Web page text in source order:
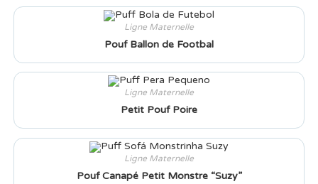
Ligne Maternelle
Pouf Ballon de Footbal
Ligne Maternelle
Petit Pouf Poire
Ligne Maternelle
Pouf Canapé Petit Monstre “Suzy”